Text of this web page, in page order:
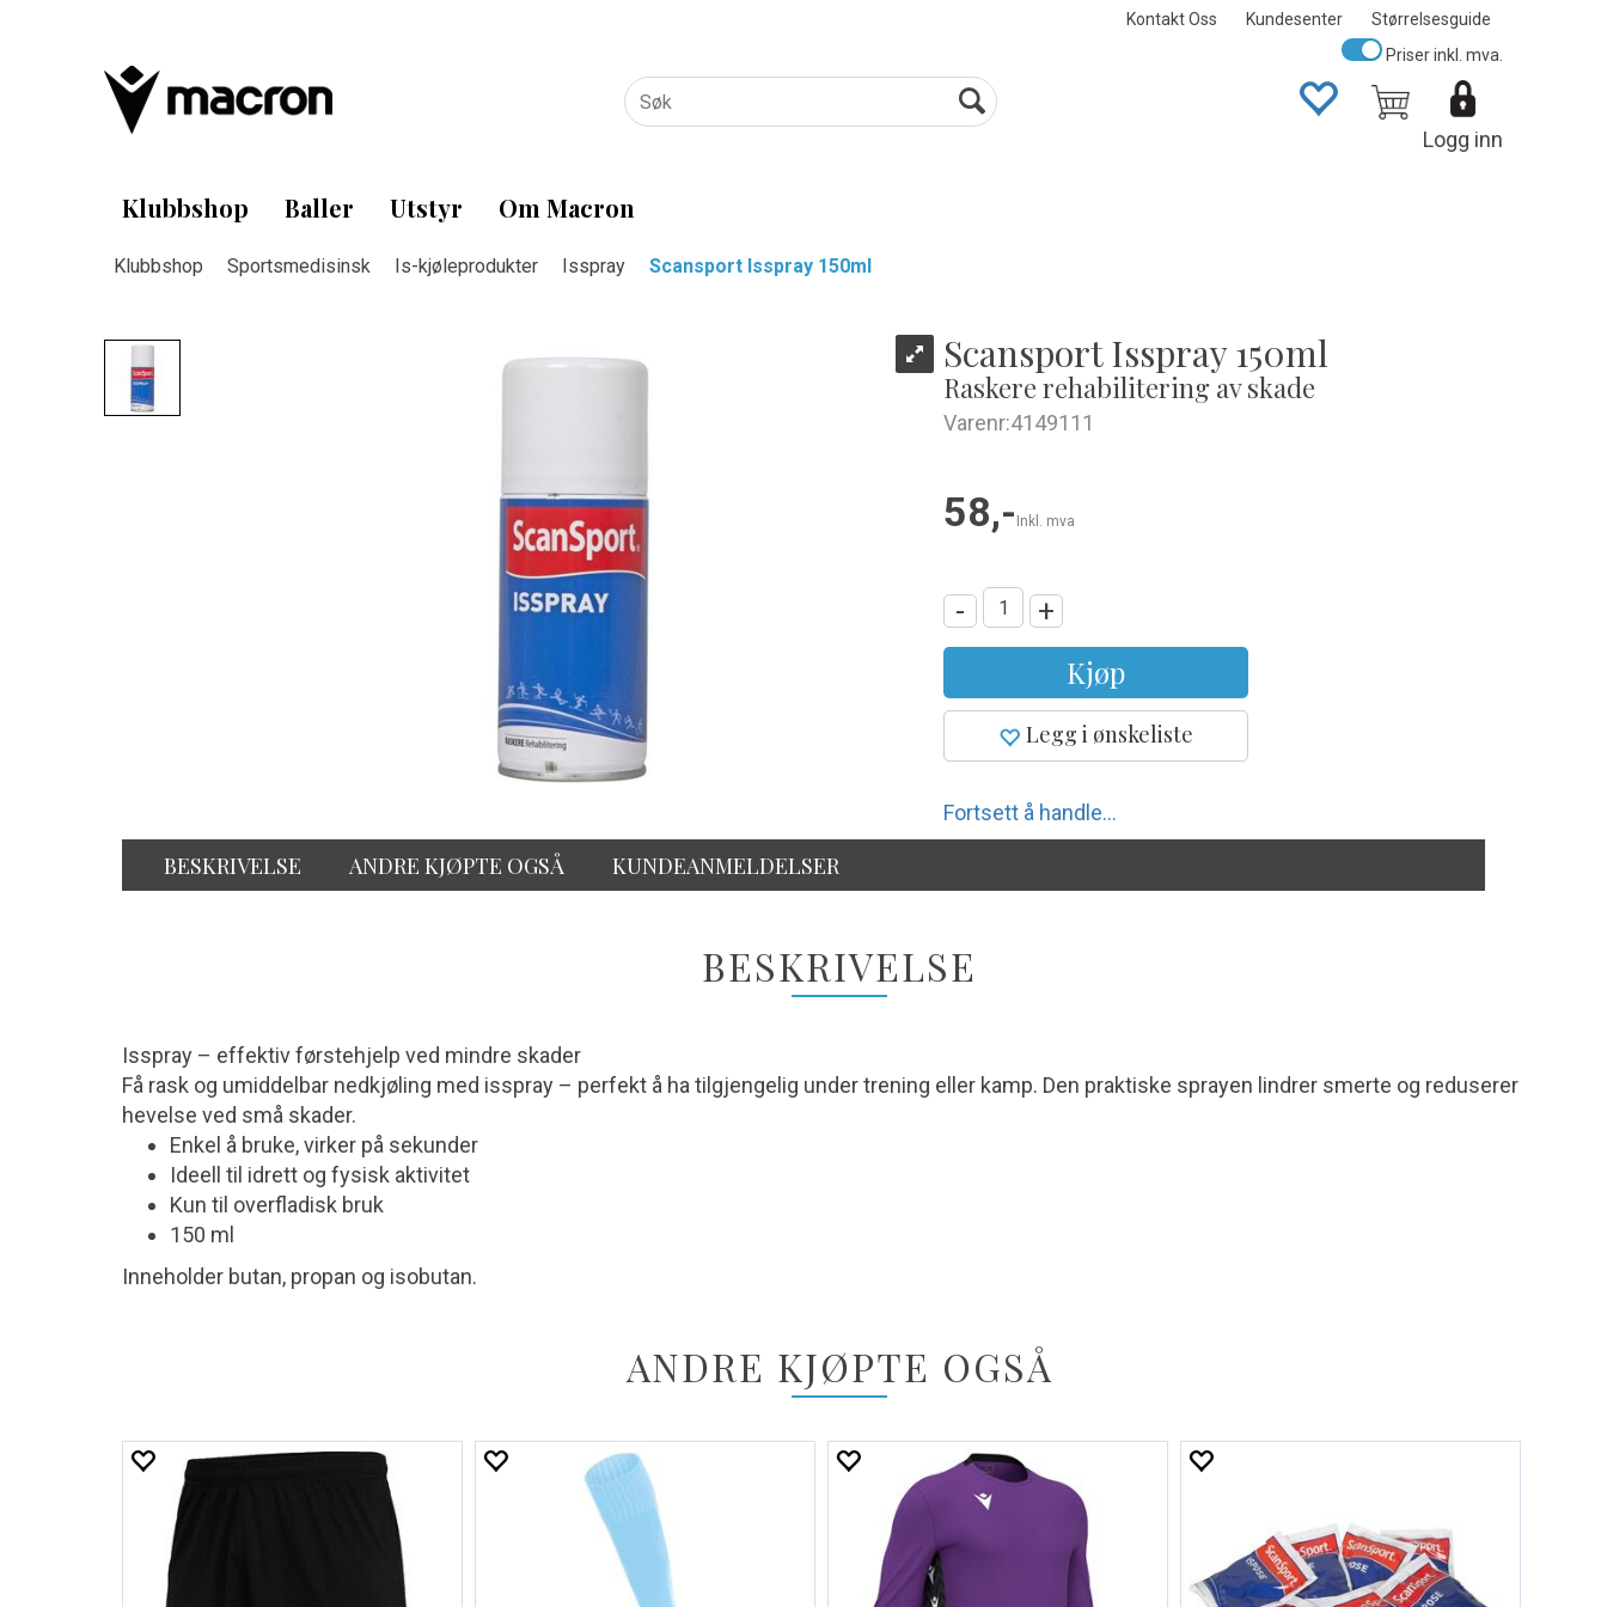
Kontakt Oss Kundesenter Størrelsesguide
Logg inn
Priser inkl. mva.
Klubbshop Baller Utstyr Om Macron
Klubbshop Sportsmedisinsk Is-kjøleprodukter Isspray Scansport Isspray 150ml
Scansport Isspray 150ml
Raskere rehabilitering av skade
Varenr:4149111
58,- Inkl. mva
- +
Kjøp
Legg i ønskeliste
Fortsett å handle...
BESKRIVELSE ANDRE KJØPTE OGSÅ KUNDEANMELDELSER
BESKRIVELSE
Isspray – effektiv førstehjelp ved mindre skader
Få rask og umiddelbar nedkjøling med isspray – perfekt å ha tilgjengelig under trening eller kamp. Den praktiske sprayen lindrer smerte og reduserer
hevelse ved små skader.
Enkel å bruke, virker på sekunder
Ideell til idrett og fysisk aktivitet
Kun til overfladisk bruk
150 ml
Inneholder butan, propan og isobutan.
ANDRE KJØPTE OGSÅ